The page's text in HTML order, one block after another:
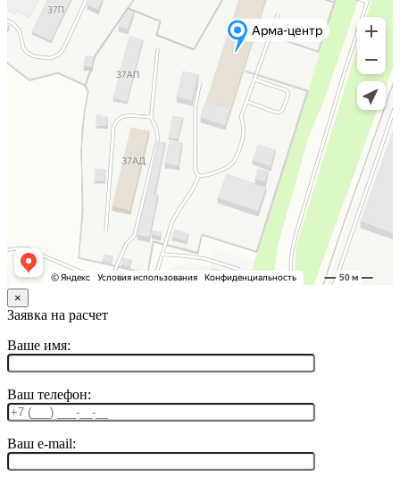
×
Заявка на расчет
Ваше имя:
Ваш телефон:
Ваш e-mail: